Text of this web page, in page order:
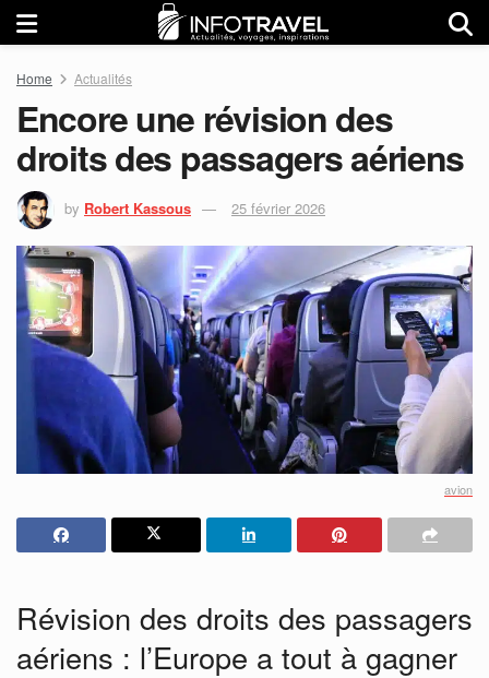
Home Actualités
Encore une révision des
droits des passagers aériens
by Robert Kassous 25 février 2026
avion
Révision des droits des passagers
aériens : l’Europe a tout à gagner